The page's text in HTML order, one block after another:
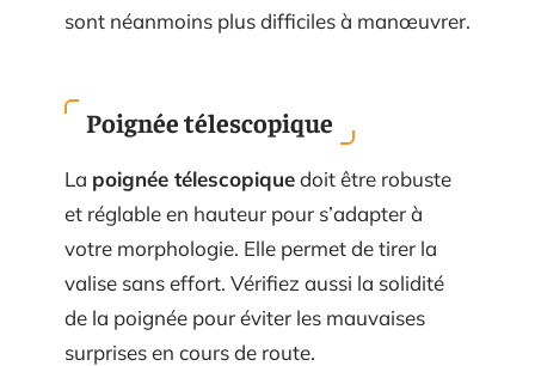
sont néanmoins plus difficiles à manœuvrer.
Poignée télescopique
La poignée télescopiquedoit être robuste
et réglable en hauteur pour s’adapter à
votre morphologie. Elle permet de tirer la
valise sans effort. Vérifiez aussi la solidité
de la poignée pour éviter les mauvaises
surprises en cours de route.